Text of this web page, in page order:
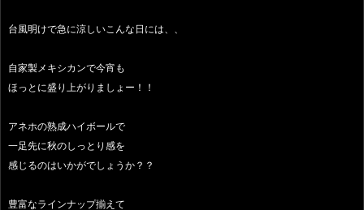
台風明けで急に涼しいこんな日には、、
自家製メキシカンで今宵も
ほっとに盛り上がりましょー！！
アネホの熟成ハイボールで
一足先に秋のしっとり感を
感じるのはいかがでしょうか？？
豊富なラインナップ揃えて